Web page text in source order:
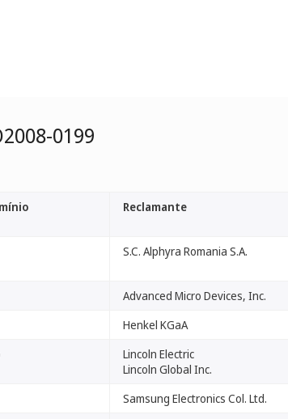
0199
Reclamante
S.C. Alphyra Romania S.A.
Advanced Micro Devices, Inc.
Henkel KGaA
Lincoln Electric
Lincoln Global Inc.
Samsung Electronics Col. Ltd.